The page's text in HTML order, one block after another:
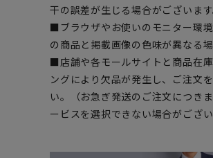
干の誤差が生じる場合がございます
■ブラウザやお使いのモニター環
の商品と掲載画像の色味が異なる
■店舗や各モールサイトと商品在
ングにより欠品が発生し、ご注文
い。（お急ぎ発送のご注文につき
ービスを選択できない場合がござ